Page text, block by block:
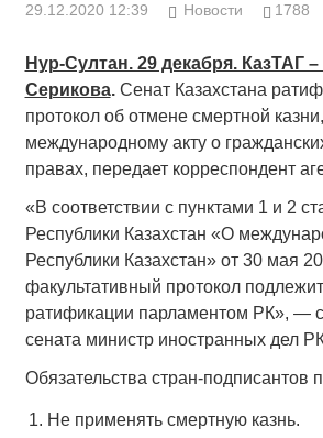
29.12.2020 12:39 Новости 1788
Нур-Султан. 29 декабря. КазТАГ
Серикова. Сенат Казахстана
протокол об отмене смертной
международному акту о
правах, передает корреспондент
«В соответствии с пунктами 1 и 2
Республики Казахстан «О
Республики Казахстан» от 30 мая
факультативный протокол
ратификации парламентом РК», —
сената министр иностранных дел
Обязательства стран-подписантов
Не применять смертную казнь.